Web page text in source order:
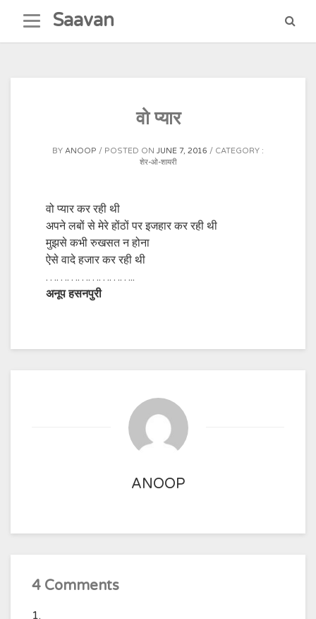
content
Saavan
वो प्यार
BY ANOOP POSTED ON JUNE 7, 2016
CATEGORY :
शेर-ओ-शायरी
वो प्यार कर रही थी
अपने लबों से मेरे होंठों पर इजहार कर रही थी
मुझसे कभी रुखसत न होना
ऐसे वादे हजार कर रही थी
……………………..
अनूप हसनपुरी
ANOOP
4 Comments